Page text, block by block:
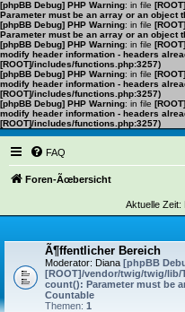
[phpBB Debug] PHP Warning: in file
Parameter must be an array or an object
[phpBB Debug] PHP Warning: in file
Parameter must be an array or an object
[phpBB Debug] PHP Warning: in file
modify header information - headers
[ROOT]/includes/functions.php:3257)
[phpBB Debug] PHP Warning: in file
modify header information - headers
[ROOT]/includes/functions.php:3257)
[phpBB Debug] PHP Warning: in file
modify header information - headers
[ROOT]/includes/functions.php:3257)
FAQ
Foren-Ãœbersicht
Aktuelle Zeit:
Ã¶ffentlicher Bereich
Moderator: Diana [phpBB
[ROOT]/vendor/twig/twig/lib/
count(): Parameter must be
Countable
Themen: 1